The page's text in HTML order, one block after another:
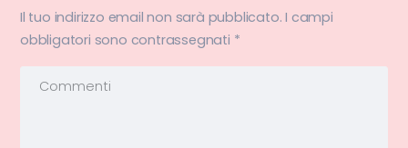
Il tuo indirizzo email non sarà pubblicato. I campi
obbligatori sono contrassegnati *